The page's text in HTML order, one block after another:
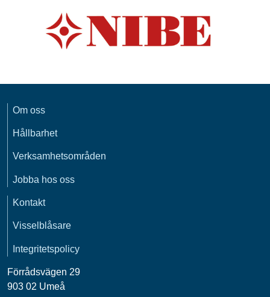
Om oss
Hållbarhet
Verksamhetsområden
Jobba hos oss
Kontakt
Visselblåsare
Integritetspolicy
Förrådsvägen 29
903 02 Umeå